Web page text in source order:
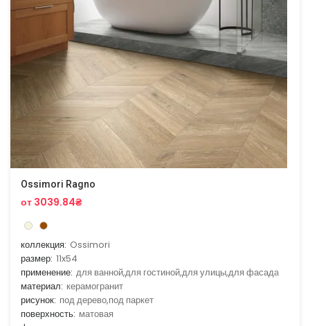
Ossimori Ragno
от 3039.84₴
коллекция: Ossimori
размер: 11x54
применение: для ванной,для гостиной,для улицы,для фасада
материал: керамогранит
рисунок: под дерево,под паркет
поверхность: матовая